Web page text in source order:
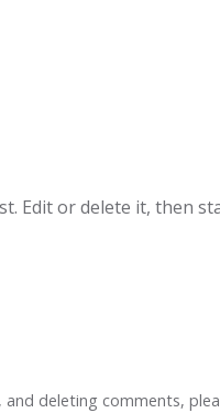
Edit or delete it, then
deleting comments,